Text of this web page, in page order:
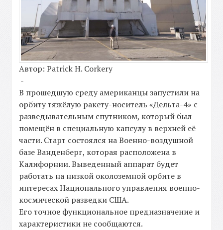
Автор: Patrick H. Corkery
-
В прошедшую среду американцы запустили на
орбиту тяжёлую ракету-носитель «Дельта-4» с
разведывательным спутником, который был
помещён в специальную капсулу в верхней её
части. Старт состоялся на Военно-воздушной
базе Ванденберг, которая расположена в
Калифорнии. Выведенный аппарат будет
работать на низкой околоземной орбите в
интересах Национального управления военно-
космической разведки США.
Его точное функциональное предназначение и
характеристики не сообщаются.